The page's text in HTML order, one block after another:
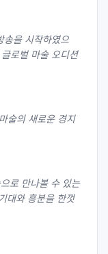
을 시작하였으
로벌 마술 오디션
술의 새로운 경지
로 만나볼 수 있는
대와 흥분을 한껏